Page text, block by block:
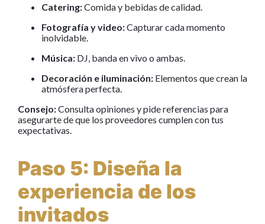
Catering:Comida y bebidas de calidad.
Fotografía y video:Capturar cada momento
inolvidable.
Música: DJ, banda en vivo o ambas.
Decoración e iluminación: Elementos que crean la
atmósfera perfecta.
Consejo:Consulta opiniones y pide referencias para
asegurarte de que los proveedores cumplen con tus
expectativas.
Paso 5: Diseña la
experiencia de los
invitados